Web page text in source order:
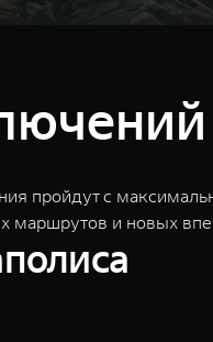
пройдут с
маршрутов и новых